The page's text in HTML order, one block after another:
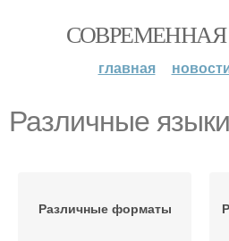
главная
Различные языки
Различные форматы